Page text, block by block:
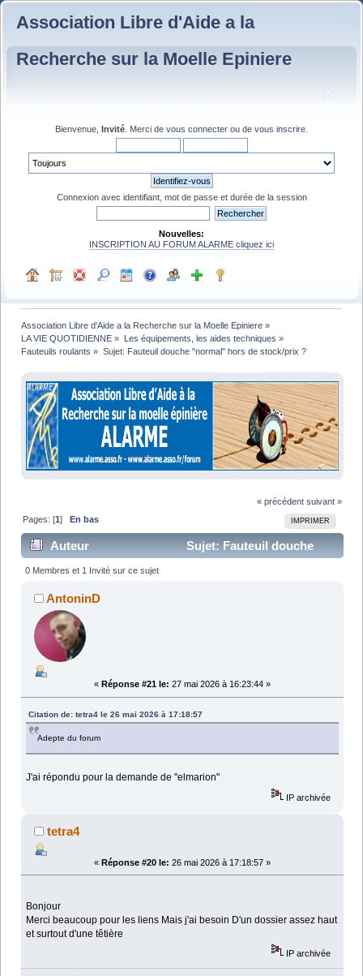
Association Libre d'Aide a la
Recherche sur la Moelle Epiniere
Bienvenue, Invité . Merci de vous connecter ou de vous inscrire
Connexion avec identifiant, mot de passe et durée de la session
Nouvelles:
INSCRIPTION AU FORUM ALARME cliquez ici
Association Libre d'Aide a la Recherche sur la Moelle Epiniere »
LA VIE QUOTIDIENNE » Les équipements, les aides techniques »
Fauteuils roulants » Sujet: Fauteuil douche "normal" hors de stock/prix ?
« précédent suivant »
IMPRIMER
Pages: [1] En bas
Auteur
Sujet: Fauteuil douche
"normal" hors de stock/prix ? (Lu 51848 fois)
0 Membres et 1 Invité sur ce sujet
AntoninD
« Réponse #21 le: 27 mai 2026 à 16:23:44 »
Citation de: tetra4 le 26 mai 2026 à 17:18:57
Adepte du forum
J'ai répondu pour la demande de "elmarion"
IP archivée
tetra4
« Réponse #20 le: 26 mai 2026 à 17:18:57 »
Bonjour
Merci beaucoup pour les liens Mais j'ai besoin D'un dossier assez haut
et surtout d'une têtière
IP archivée